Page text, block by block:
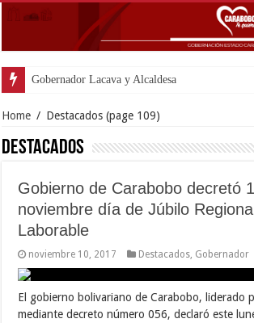
Gobernador Lacava y Alcaldesa Castillo reinau
Home / Destacados (page 109)
Destacados
Gobierno de Carabobo decretó
noviembre día de Júbilo
Laborable
noviembre 10, 2017 Destacados Gobernador
El gobierno bolivariano de Carabobo, liderado
mediante decreto número 056, declaró este